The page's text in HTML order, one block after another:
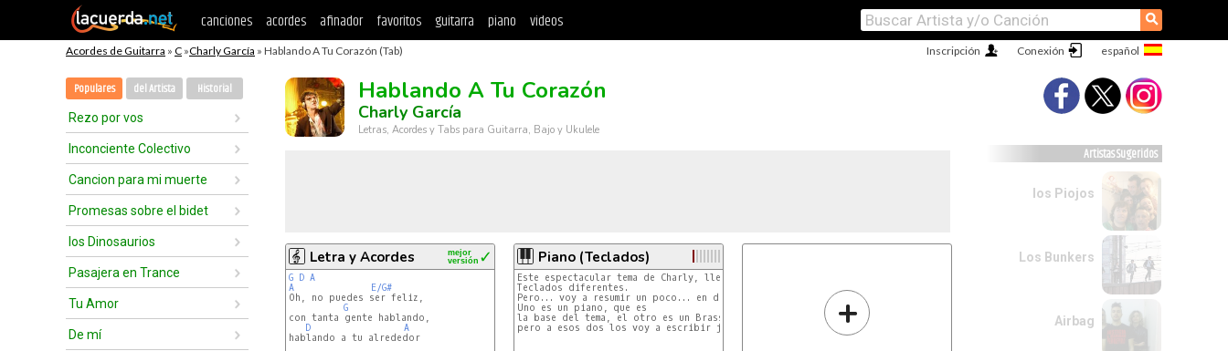
canciones acordes afinador favoritos guitarra piano videos ⚲
Acordes de Guitarra » C »Charly García » Hablando A Tu Corazón (Tab) Conexión
Inscripción
Populares del Artista Historial
Rezo por vos
Inconciente Colectivo
Cancion para mi muerte
Promesas sobre el bidet
los Dinosaurios
Pasajera en Trance
Tu Amor
De mí
Hablando A Tu Corazón
Charly García
Letras, Acordes y Tabs para Guitarra, Bajo y Ukulele
Letra y Acordes ✓
mejor
versión
G D A
A
E/G#
Oh, no puedes ser feliz,
G
con tanta gente hablando,
D
A
hablando a tu alrededor
Piano (Teclados)
Este espectacular tema de Charly, lleva 5 sonidos de
Teclados diferentes.
Pero... voy a resumir un poco... en dos teclados no mas.
Uno es un piano, que es
la base del tema, el otro es un Brass.. (también suena un String)
pero a esos dos los voy a escribir juntos.
+
Artistas Sugeridos
los Piojos
Los Bunkers
Airbag